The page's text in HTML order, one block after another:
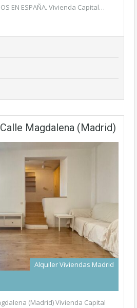
EN ESPAÑA. Vivienda Capital…
Magdalena (Madrid)
Alquiler Viviendas Madrid
(Madrid) Vivienda Capital